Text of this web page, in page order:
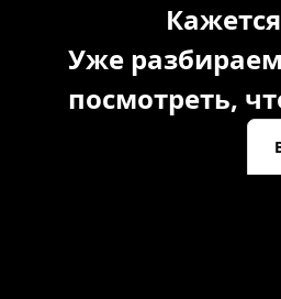
Уже
посмотреть,